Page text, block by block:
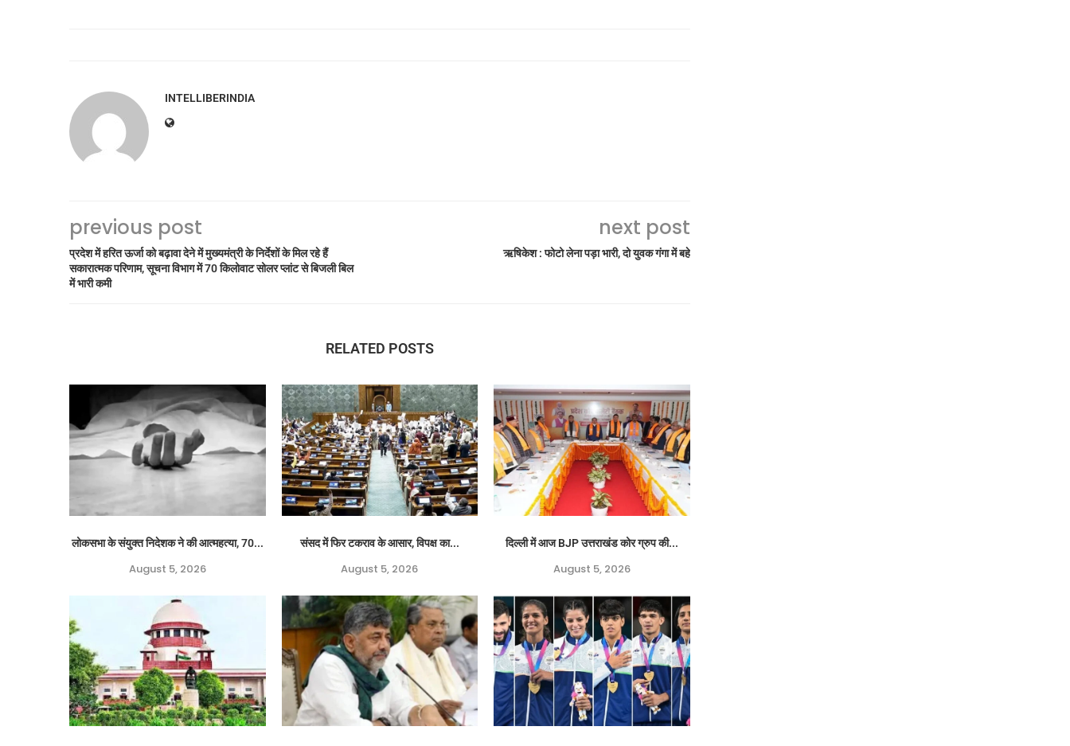
INTELLIBERINDIA
previous post
प्रदेश में हरित ऊर्जा को बढ़ावा देने में मुख्यमंत्री के निर्देशों के मिल रहे हैं
सकारात्मक परिणाम, सूचना विभाग में 70 किलोवाट सोलर प्लांट से बिजली बिल
में भारी कमी
next post
ऋषिकेश : फोटो लेना पड़ा भारी, दो युवक गंगा में बहे
RELATED POSTS
लोकसभा के संयुक्त निदेशक ने की आत्महत्या, 70...
August 5, 2026
संसद में फिर टकराव के आसार, विपक्ष का...
August 5, 2026
दिल्ली में आज BJP उत्तराखंड कोर ग्रुप की...
August 5, 2026